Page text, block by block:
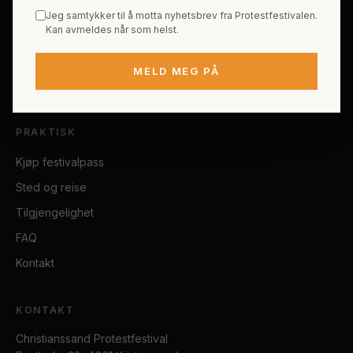
Om Protestfestivalen
Erik Byes Minnepris
Hele programmet
PRAKTISK
Kjøp festivalpass
Sted og reise
Tilgjengelighet
FAQ
Kontakt
KONTAKT
Christianssand Protestfestival
Jeg samtykker til å motta nyhetsbrev fra Protestfestivalen.
Kan avmeldes når som helst.
MELD MEG PÅ